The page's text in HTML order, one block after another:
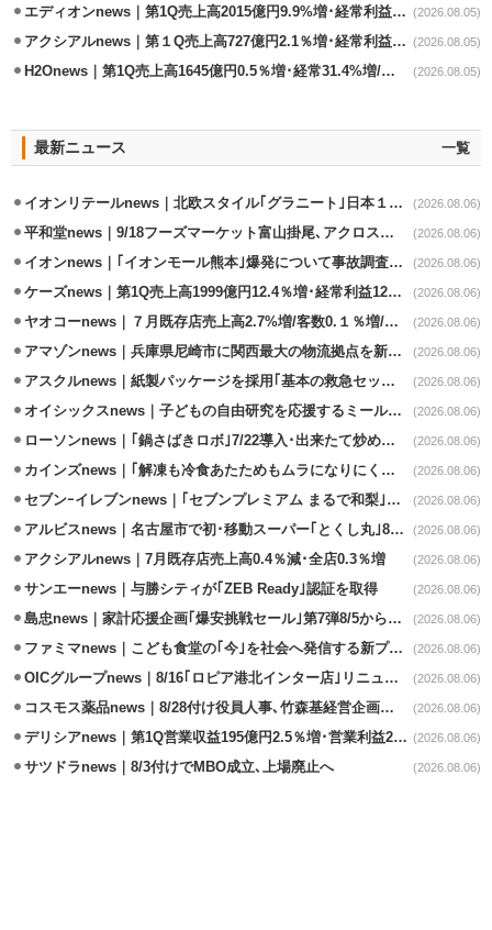
エディオンnews｜第1Q売上高2015億円9.9%増･経常利益127.5%増 (2026.08.05)
アクシアルnews｜第１Q売上高727億円2.1％増･経常利益6.6％減 (2026.08.05)
H2Onews｜第1Q売上高1645億円0.5％増･経常31.4%増/百貨店事業が伸長 (2026.08.05)
最新ニュース 一覧
イオンリテールnews｜北欧スタイル｢グラニート｣日本１号店を自由が丘に開業 (2026.08.06)
平和堂news｜9/18フーズマーケット富山掛尾､アクロスプラザ内に出店 (2026.08.06)
イオンnews｜｢イオンモール熊本｣爆発について事故調査委員会設置 (2026.08.06)
ケーズnews｜第1Q売上高1999億円12.4％増･経常利益125.0%増 (2026.08.06)
ヤオコーnews｜７月既存店売上高2.7%増/客数0.１％増/客単価2.6％増 (2026.08.06)
アマゾンnews｜兵庫県尼崎市に関西最大の物流拠点を新設・市内2拠点目 (2026.08.06)
アスクルnews｜紙製パッケージを採用｢基本の救急セット｣8/5発売 (2026.08.06)
オイシックスnews｜子どもの自由研究を応援するミールキット8/6発売 (2026.08.06)
ローソンnews｜｢鍋さばきロボ｣7/22導入･出来たて炒めメニューを提供 (2026.08.06)
カインズnews｜｢解凍も冷食あたためもムラになりにくいフラットレンジ｣発売 (2026.08.06)
セブンｰイレブンnews｜｢セブンプレミアム まるで和梨｣8/11から順次発売 (2026.08.06)
アルビスnews｜名古屋市で初･移動スーパー｢とくし丸｣8/4運行開始 (2026.08.06)
アクシアルnews｜7月既存店売上高0.4％減･全店0.3％増 (2026.08.06)
サンエーnews｜与勝シティが｢ZEB Ready｣認証を取得 (2026.08.06)
島忠news｜家計応援企画｢爆安挑戦セール｣第7弾8/5から開催 (2026.08.06)
ファミマnews｜こども食堂の｢今｣を社会へ発信する新プロジェクト始動 (2026.08.06)
OICグループnews｜8/16｢ロピア港北インター店｣リニューアル/食品売場拡大 (2026.08.06)
コスモス薬品news｜8/28付け役員人事､竹森基経営企画部長が昇格 (2026.08.06)
デリシアnews｜第1Q営業収益195億円2.5％増･営業利益27.8%減 (2026.08.06)
サツドラnews｜8/3付けでMBO成立､上場廃止へ (2026.08.06)